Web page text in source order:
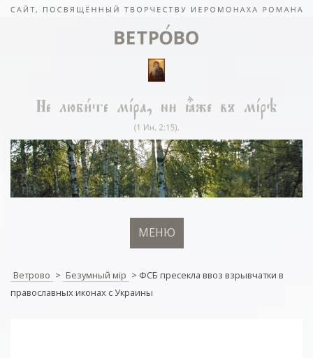
МЕНЮ
Ветрово > Безумный мiр > ФСБ пресекла ввоз взрывчатки в
православных иконах с Украины